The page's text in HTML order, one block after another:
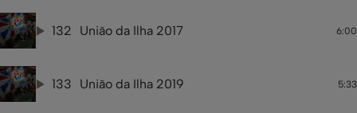
132 União da Ilha 2017 6:00
133 União da Ilha 2019 5:33